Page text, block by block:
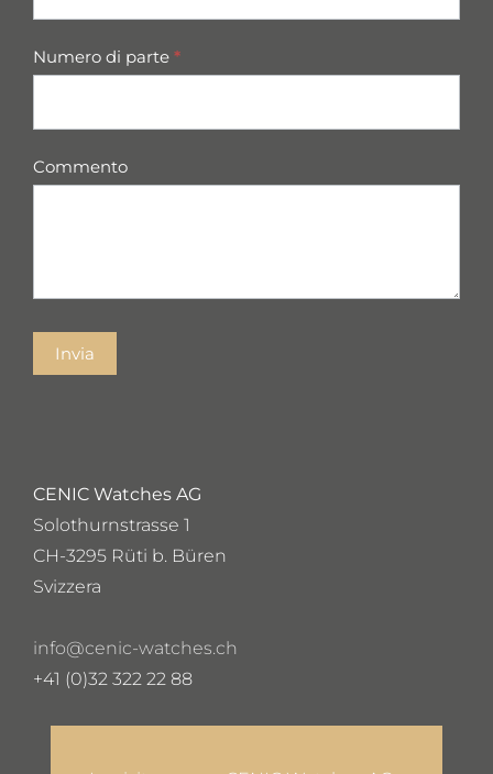
Numero di parte *
Commento
Invia
CENIC Watches AG
Solothurnstrasse 1
CH-3295 Rüti b. Büren
Svizzera
info@cenic-watches.ch
+41 (0)32 322 22 88